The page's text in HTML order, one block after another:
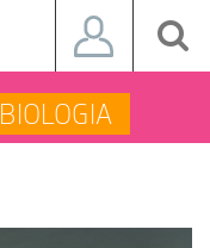
BIOLOGIA